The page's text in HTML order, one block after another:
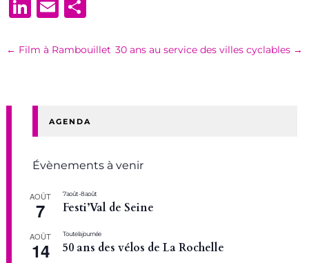
LinkedIn
EmailPartager
← Film à Rambouillet 30 ans au service des villes cyclables →
AGENDA
Évènements à venir
AOÛT
7
7 août-8 août
Festi’Val de Seine
AOÛT
14
Toute la journée
50 ans des vélos de La Rochelle